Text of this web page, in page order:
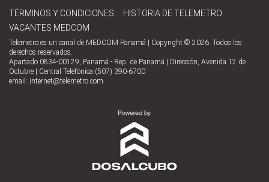
TÉRMINOS Y CONDICIONES
HISTORIA DE TELEMETRO
VACANTES MEDCOM
Telemetro es un canal de MEDCOM Panamá | Copyright © 2026. Todos los
derechos reservados.
Apartado 0834-00129, Panamá - Rep. de Panamá | Dirección, Avenida 12 de
Octubre | Central Telefónica (507) 390-6700
email: internet@telemetro.com